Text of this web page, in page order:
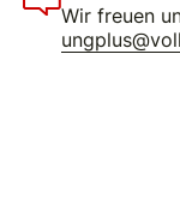
Wir freuen